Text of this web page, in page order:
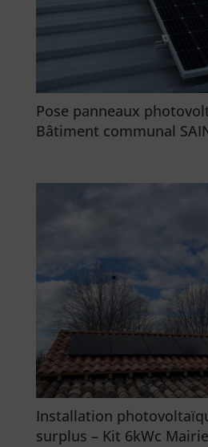
Pose panneaux
Bâtiment communal
Installation
surplus – Kit 6kWc